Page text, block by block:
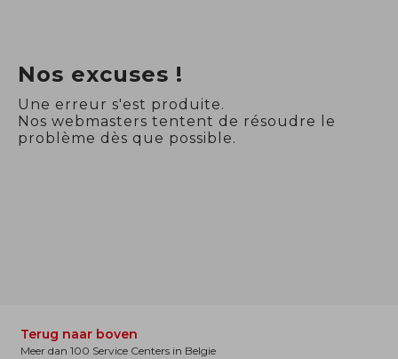
Nos excuses !
Une erreur s'est produite.
Nos webmasters tentent de résoudre le
problème dès que possible.
Terug naar boven
Meer dan 100 Service Centers in Belgie